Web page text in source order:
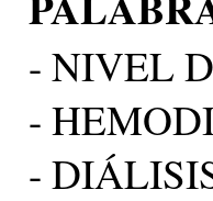
- NIVEL
-
-